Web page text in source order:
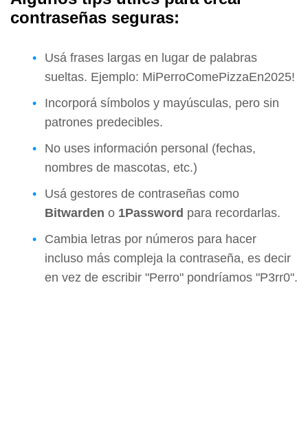
contraseñas seguras:
Usá frases largas en lugar de palabras
sueltas. Ejemplo: MiPerroComePizzaEn2025!
Incorporá símbolos y mayúsculas, pero sin
patrones predecibles.
No uses información personal (fechas,
nombres de mascotas, etc.)
Usá gestores de contraseñas como
Bitwarden o 1Password para recordarlas.
Cambia letras por números para hacer
incluso más compleja la contraseña, es decir
en vez de escribir "Perro" pondríamos "P3rr0".